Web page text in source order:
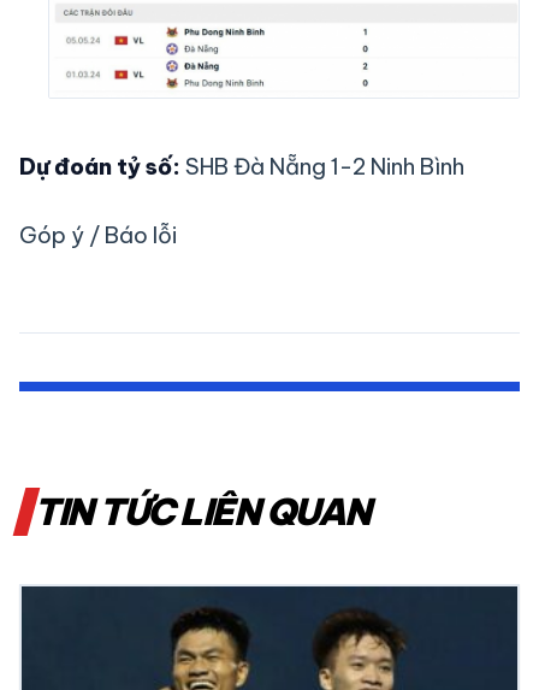
Dự đoán tỷ số: SHB Đà Nẵng 1-2 Ninh Bình
Góp ý / Báo lỗi
TIN TỨC LIÊN QUAN